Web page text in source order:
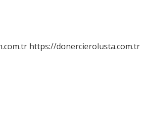
https://donercierolusta.com.tr